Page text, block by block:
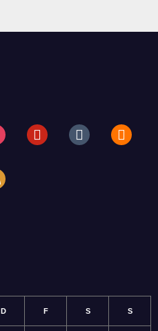
pinteresttumblr blogger
D F S S